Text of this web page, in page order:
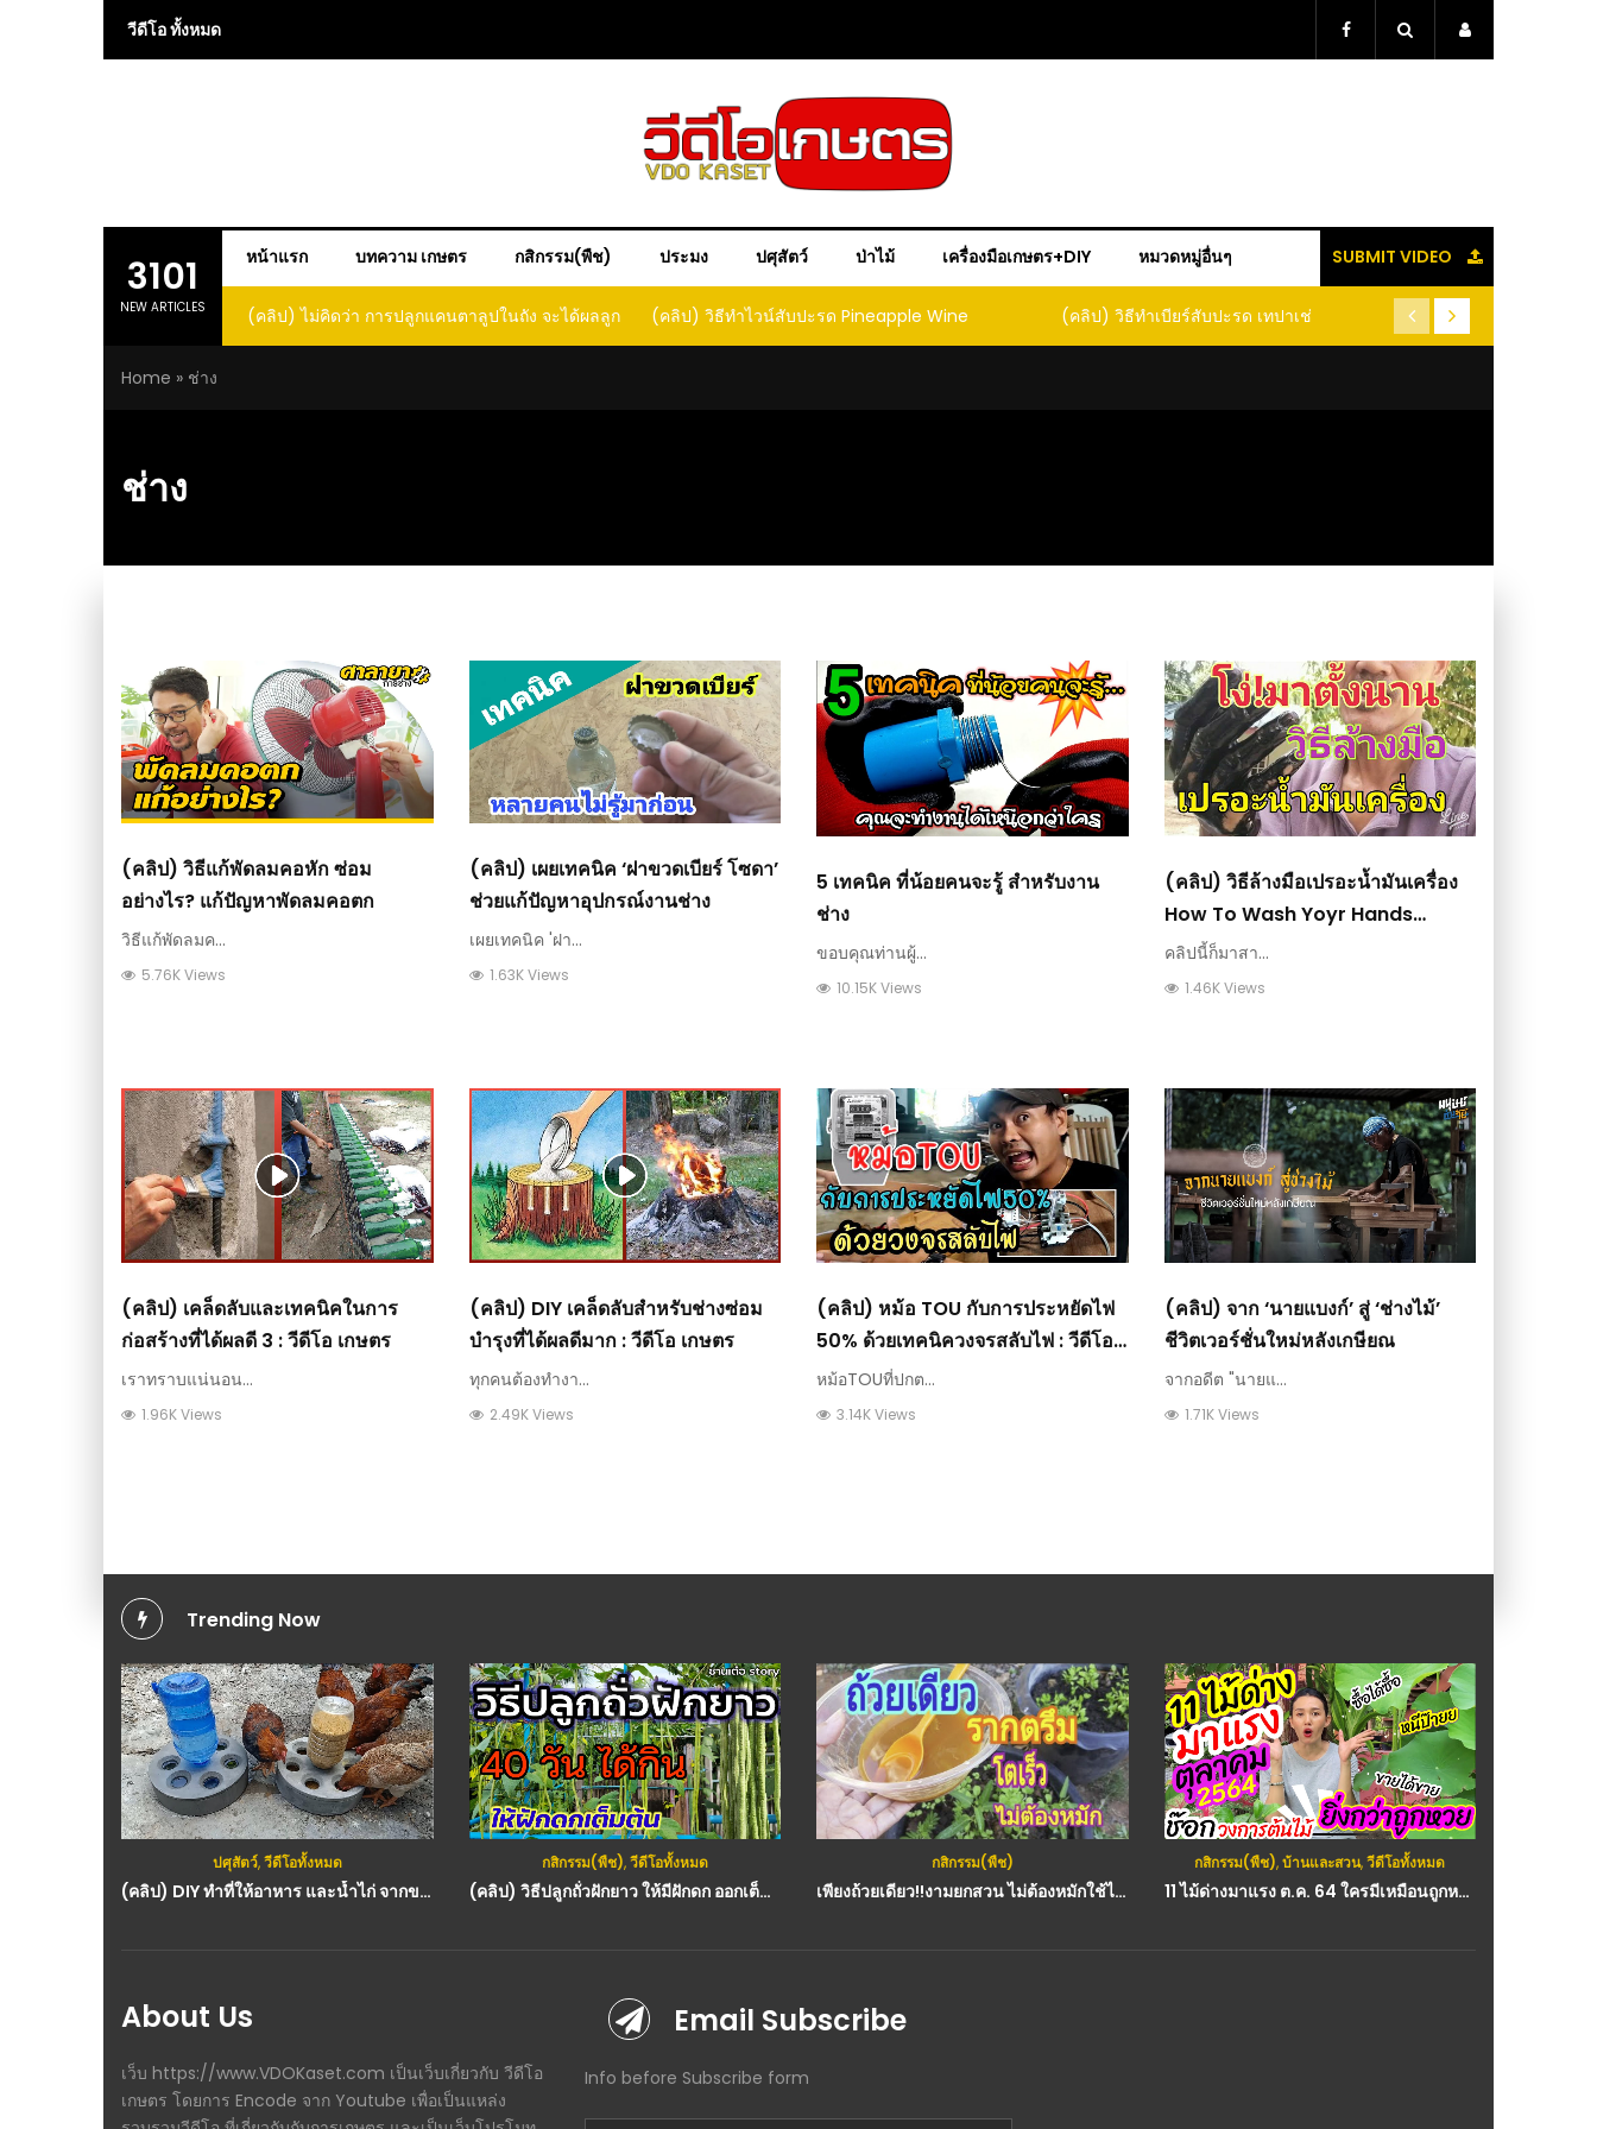
วีดีโอ ทั้งหมด
3101
NEW ARTICLES
หน้าแรก บทความ เกษตร กสิกรรม(พืช) ประมง ปศุสัตว์ ป่าไม้ เครื่องมือเกษตร+DIY หมวดหมู่อื่นๆ SUBMIT VIDEO
(คลิป) ไม่คิดว่า การปลูกแคนตาลูปในถัง จะได้ผลลูก
โตและหวานขนาดนี้ I didn’t expect that
(คลิป) วิธีทำไวน์สับปะรด Pineapple Wine (คลิป) วิธีทำเบียร์สับปะรด เทปาเช่
(คลิป) รู้แล้วจะหนาว!! หัวเดี
หนอนแมลง หนีกระเจิง
Home » ช่าง
ช่าง
(คลิป) วิธีแก้พัดลมคอหัก ซ่อม
อย่างไร? แก้ปัญหาพัดลมคอตก
วิธีแก้พัดลมค...
5.76K Views
(คลิป) เผยเทคนิค ‘ฝาขวดเบียร์ โซดา’
ช่วยแก้ปัญหาอุปกรณ์งานช่าง
เผยเทคนิค 'ฝา...
1.63K Views
5 เทคนิค ที่น้อยคนจะรู้ สำหรับงาน
ช่าง
ขอบคุณท่านผู้...
10.15K Views
(คลิป) วิธีล้างมือเปรอะน้ำมันเครื่อง
How To Wash Yoyr Hands
Enging Oil : วีดีโอ เกษตร
คลิปนี้ก็มาสา...
1.46K Views
(คลิป) เคล็ดลับและเทคนิคในการ
ก่อสร้างที่ได้ผลดี 3 : วีดีโอ เกษตร
เราทราบแน่นอน...
1.96K Views
(คลิป) DIY เคล็ดลับสำหรับช่างซ่อม
บำรุงที่ได้ผลดีมาก : วีดีโอ เกษตร
ทุกคนต้องทำงา...
2.49K Views
(คลิป) หม้อ TOU กับการประหยัดไฟ
50% ด้วยเทคนิควงจรสลับไฟ : วีดีโอ
เกษตร
หม้อTOUที่ปกต...
3.14K Views
(คลิป) จาก ‘นายแบงก์’ สู่ ‘ช่างไม้’
ชีวิตเวอร์ชั่นใหม่หลังเกษียณ
จากอดีต "นายแ...
1.71K Views
Trending Now
ปศุสัตว์,วีดีโอทั้งหมด
(คลิป) DIY ทำที่ให้อาหาร และน้ำไก่ จากขวดพลาสติก – ไอเดียทำเอง จากปูนซีเมนต์ : วีดีโอ เกษตร
กสิกรรม(พืช),วีดีโอทั้งหมด
(คลิป) วิธีปลูกถั่วฝักยาว ให้มีฝักดก ออกเต็มต้น เก็บได้สุดคุ้ม ! 40-45 วันได้กิน : วีดีโอ เกษตร
กสิกรรม(พืช)
เพียงถ้วยเดียว!!งามยกสวน ไม่ต้องหมักใช้ได้เลย ฮอร์โมนบํารุงราก เร่งโต พืชผักไม่แคระแกรน
กสิกรรม(พืช),บ้านและสวน,วีดีโอทั้งหมด
11 ไม้ด่างมาแรง ต.ค. 64 ใครมีเหมือนถูกหวย ฮือฮาเขย่าวงการต้นไม้ ต้นไหนคือ TheBest
About Us
เว็บ https://www.VDOKaset.com เป็นเว็บเกี่ยวกับ วีดีโอ
เกษตร โดยการ Encode จาก Youtube เพื่อเป็นแหล่ง
Email Subscribe
Info before Subscribe form